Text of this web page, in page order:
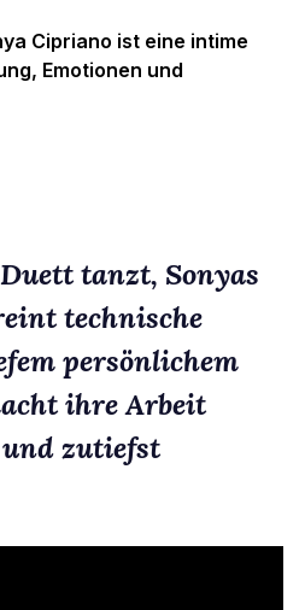
Cipriano ist eine intime
Emotionen und
tanzt, Sonyas
technische
persönlichem
ihre Arbeit
zutiefst